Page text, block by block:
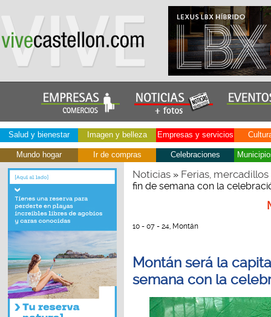
Salud y bienestar Imagen y belleza Empresas y servicios
Mundo hogar Ir de compras Celebraciones
Noticias» Ferias, mercadillos
fin de semana con la
10 - 07 - 24, Montán
Montán será la
semana con la